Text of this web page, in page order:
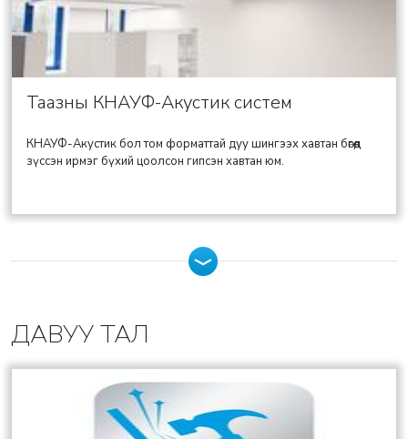
Таазны КНАУФ-Акустик систем
КНАУФ-Акустик бол том форматтай дуу шингээх хавтан бөгөөд
зүссэн ирмэг бүхий цоолсон гипсэн хавтан юм.
ДАВУУ ТАЛ